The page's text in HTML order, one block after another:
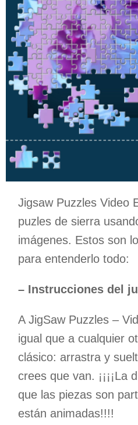
Jigsaw Puzzles Video
puzles de sierra
imágenes. Estos son
para entenderlo todo:
– Instrucciones del
A JigSaw Puzzles –
igual que a cualquier
clásico: arrastra y
crees que van. ¡¡¡¡La
que las piezas son
están animadas!!!!